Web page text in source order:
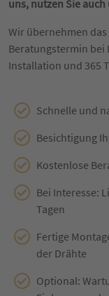
uns, nutzen Sie
Wir übernehmen
Beratungstermin bei
Installation und 365
Schnelle und
Besichtigung
Kostenlose
Bei Interesse:
Tagen
Fertige
der Drähte
Optional: